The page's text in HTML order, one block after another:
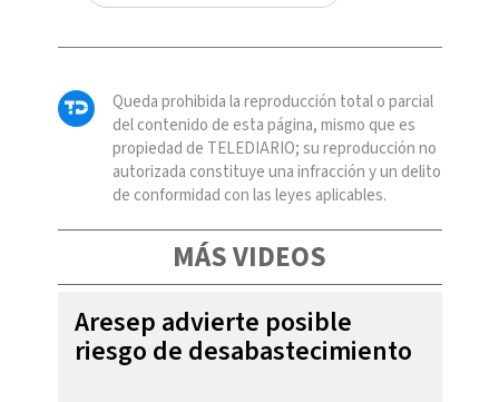
Queda prohibida la reproducción total o parcial
del contenido de esta página, mismo que es
propiedad de TELEDIARIO; su reproducción no
autorizada constituye una infracción y un delito
de conformidad con las leyes aplicables.
MÁS VIDEOS
Aresep advierte posible
riesgo de desabastecimiento